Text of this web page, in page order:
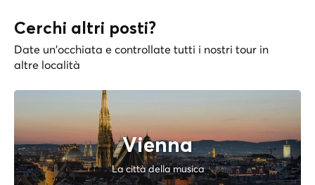
Cerchi altri posti?
Date un'occhiata e controllate tutti i nostri tour in
altre località
Vienna
La città della musica